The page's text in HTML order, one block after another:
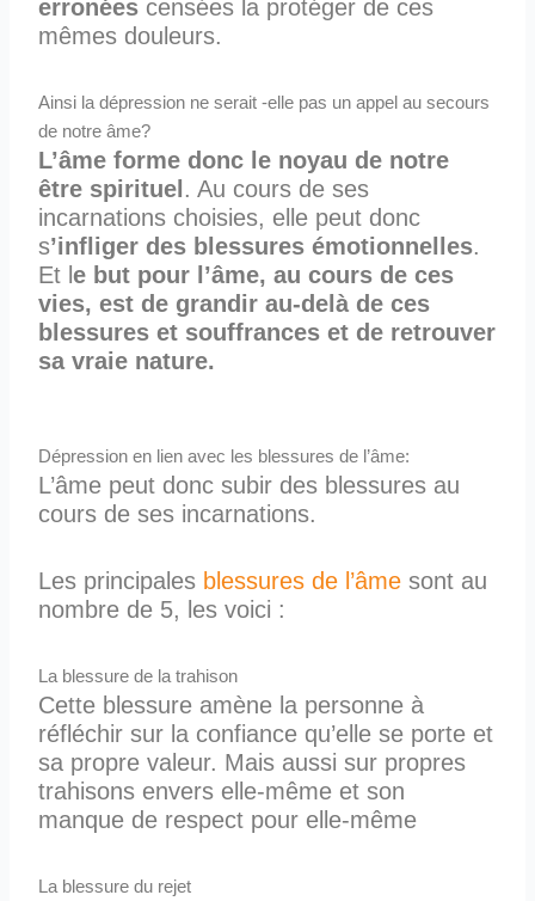
erronées censées la protéger de ces
mêmes douleurs.
Ainsi la dépression ne serait -elle pas un appel au secours
de notre âme?
L’âme forme donc le noyau de notre
être spirituel . Au cours de ses
incarnations choisies, elle peut donc
s’infliger des blessures émotionnelles.
Et le but pour l’âme, au cours de ces
vies, est de grandir au-delà de ces
blessures et souffrances et de retrouver
sa vraie nature.
Dépression en lien avec les blessures de l’âme:
L’âme peut donc subir des blessures au
cours de ses incarnations.
Les principales blessures de l’âme sont au
nombre de 5, les voici :
La blessure de la trahison
Cette blessure amène la personne à
réfléchir sur la confiance qu’elle se porte et
sa propre valeur. Mais aussi sur propres
trahisons envers elle-même et son
manque de respect pour elle-même
La blessure du rejet